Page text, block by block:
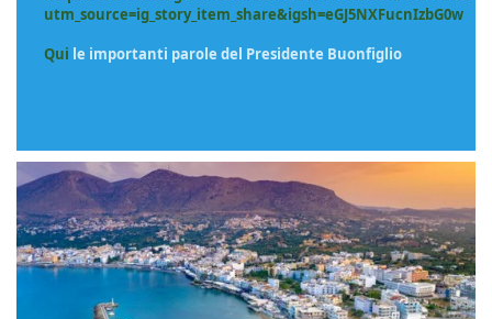
utm_source=ig_story_item_share&igsh=eGJ5NXFucnIzbG0w
Qui le importanti parole del Presidente Buonfiglio